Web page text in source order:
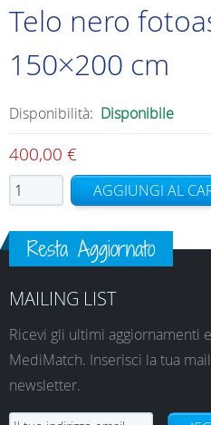
Telo nero
150×200 cm
Disponibilità: Disponibile
400,00 €
Telo
nero
fotoassorbente
150x200
cm
quantità
AGGIUNGI AL
Resta Aggiornato
MAILING LIST
Ricevi gli ultimi aggiornamenti
MediMatch. Inserisci la tua
newsletter.